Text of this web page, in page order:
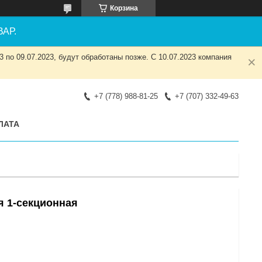
Корзина
09.07.2023, будут обработаны позже. С 10.07.2023 компания
+7 (778) 988-81-25 +7 (707) 332-49-63
1-секционная